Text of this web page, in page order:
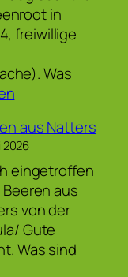
in
freiwillige
Was
aus Natters
2026
eingetroffen
Beeren aus
von der
Gute
Was sind